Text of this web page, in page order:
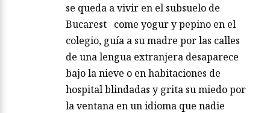
se queda a vivir en el subsuelo de
Bucarest come yogur y pepino en el
colegio, guía a su madre por las calles
de una lengua extranjera desaparece
bajo la nieve o en habitaciones de
hospital blindadas y grita su miedo por
la ventana en un idioma que nadie